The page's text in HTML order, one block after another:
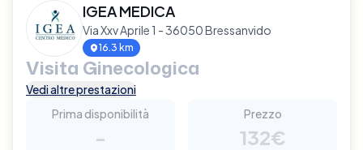
IGEA MEDICA
Via Xxv Aprile 1 - 36050 Bressanvido
16.3 km
Visita Ginecologica
Vedi altre prestazioni
Prima disponibilità
-
Prezzo
132€